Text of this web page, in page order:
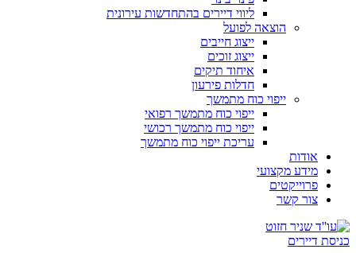
ליווי דיירים בהתחדשות עירונית
הוצאה לפועל
ייצוג חייבים
ייצוג זוכים
איחוד תיקים
חדלות פירעון
ייפוי כוח מתמשך
ייפוי כוח מתמשך רפואי
ייפוי כוח מתמשך רכושי
עריכת ייפוי כוח מתמשך
אודות
מידע מקצועי
פרוייקטים
צור קשר
כניסת דיירים